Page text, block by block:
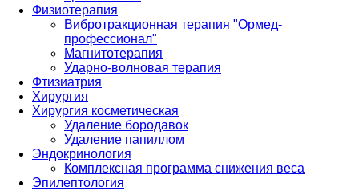
Физиотерапия
Вибротракционная терапия "Ормед-
профессионал"
Магнитотерапия
Ударно-волновая терапия
Фтизиатрия
Хирургия
Хирургия косметическая
Удаление бородавок
Удаление папиллом
Эндокринология
Комплексная программа снижения веса
Эпилептология